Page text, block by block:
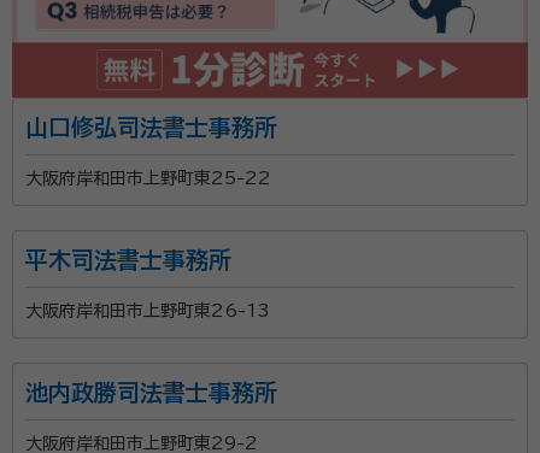
山口修弘司法書士事務所
大阪府岸和田市上野町東25-22
平木司法書士事務所
大阪府岸和田市上野町東26-13
池内政勝司法書士事務所
大阪府岸和田市上野町東29-2